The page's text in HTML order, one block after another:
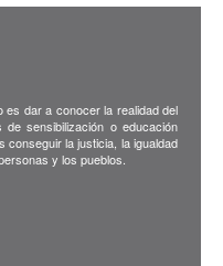
dar a conocer la realidad del
sensibilización o educación
la justicia, la igualdad
y los pueblos.